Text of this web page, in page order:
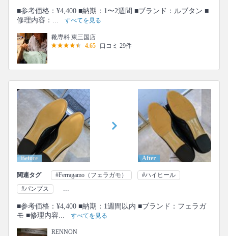
■参考価格：¥4,400 ■納期：1〜2週間 ■ブランド：ルブタン ■
修理内容：...
すべてを見る
靴専科 東三国店
4.65
口コミ 29件
Before After
関連タグ #Ferragamo（フェラガモ）
#ハイヒール
#パンプス
...
■参考価格：¥4,400 ■納期：1週間以内 ■ブランド：フェラガ
モ ■修理内容...
すべてを見る
RENNON